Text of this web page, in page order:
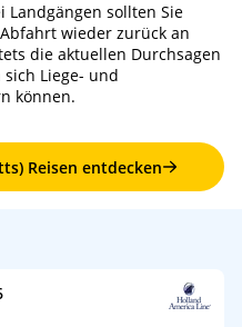
Landgängen sollten Sie
wieder zurück an
die aktuellen Durchsagen
Liege- und
können.
Reisen entdecken